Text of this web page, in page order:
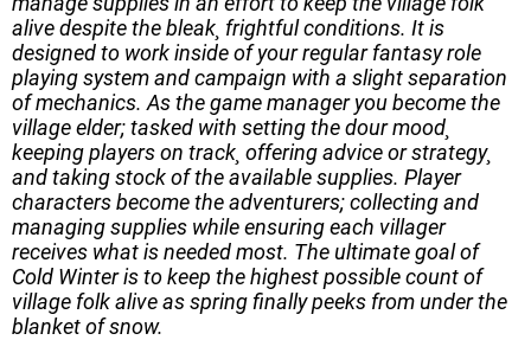
alive despite the bleak¸ frightful conditions. It is
designed to work inside of your regular fantasy role
playing system and campaign with a slight separation
of mechanics. As the game manager you become the
village elder; tasked with setting the dour mood¸
keeping players on track¸ offering advice or strategy¸
and taking stock of the available supplies. Player
characters become the adventurers; collecting and
managing supplies while ensuring each villager
receives what is needed most. The ultimate goal of
Cold Winter is to keep the highest possible count of
village folk alive as spring finally peeks from under the
blanket of snow.